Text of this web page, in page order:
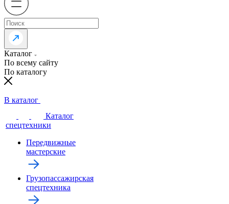
Каталог
По всему сайту
По каталогу
В каталог
Каталог
спецтехники
Передвижные
мастерские
Грузопассажирская
спецтехника